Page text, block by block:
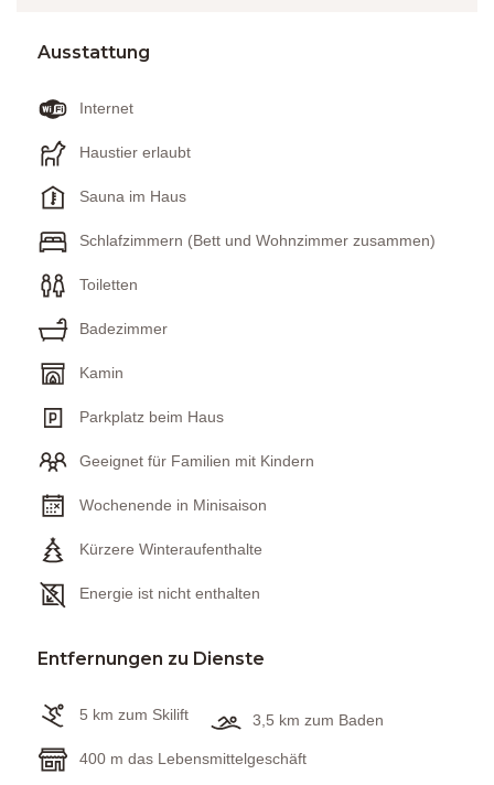
Ausstattung
Internet
Haustier erlaubt
Sauna im Haus
Schlafzimmern (Bett und Wohnzimmer zusammen)
Toiletten
Badezimmer
Kamin
Parkplatz beim Haus
Geeignet für Familien mit Kindern
Wochenende in Minisaison
Kürzere Winteraufenthalte
Energie ist nicht enthalten
Entfernungen zu Dienste
5 km zum Skilift 3,5 km zum Baden
400 m das Lebensmittelgeschäft